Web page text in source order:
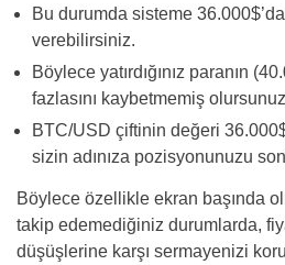
Bu durumda sisteme
verebilirsiniz.
Böylece yatırdığınız paranın
fazlasını kaybetmemiş
BTC/USD çiftinin değeri
sizin adınıza pozisyonunuzu
Böylece özellikle ekran başında
takip edemediğiniz durumlarda,
düşüşlerine karşı sermayenizi